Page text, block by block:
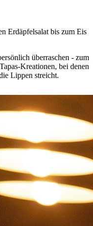
Erdäpfelsalat bis zum Eis
überraschen - zum
Kreationen, bei denen
Lippen streicht.